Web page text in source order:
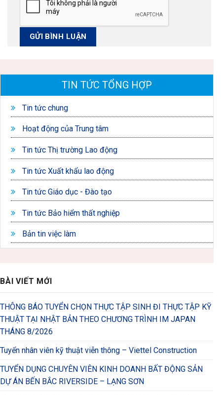
TIN TỨC TỔNG HỢP
Tin tức chung
Hoạt động của Trung tâm
Tin tức Thị trường Lao động
Tin tức Xuất khẩu lao động
Tin tức Giáo dục - Đào tạo
Tin tức Bảo hiểm thất nghiệp
Bản tin việc làm
BÀI VIẾT MỚI
THÔNG BÁO TUYỂN CHỌN THỰC TẬP SINH ĐI THỰC TẬP KỸ
THUẬT TẠI NHẬT BẢN THEO CHƯƠNG TRÌNH IM JAPAN
THÁNG 8/2026
Tuyển nhân viên kỹ thuật viễn thông – Viettel Construction
TUYỂN DỤNG CHUYÊN VIÊN KINH DOANH BẤT ĐỘNG SẢN
DỰ ÁN BẾN BẮC RIVERSIDE – LẠNG SƠN